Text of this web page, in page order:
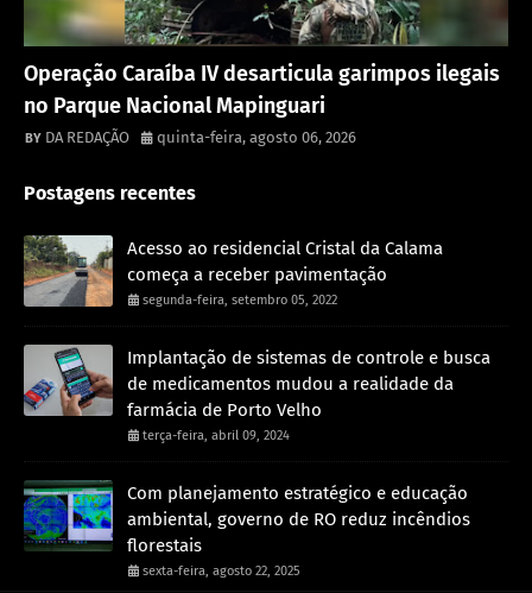
Operação Caraíba IV desarticula garimpos ilegais
no Parque Nacional Mapinguari
DA REDAÇÃO quinta-feira, agosto 06, 2026
Postagens recentes
Acesso ao residencial Cristal da Calama
começa a receber pavimentação
segunda-feira, setembro 05, 2022
Implantação de sistemas de controle e busca
de medicamentos mudou a realidade da
farmácia de Porto Velho
terça-feira, abril 09, 2024
Com planejamento estratégico e educação
ambiental, governo de RO reduz incêndios
florestais
sexta-feira, agosto 22, 2025